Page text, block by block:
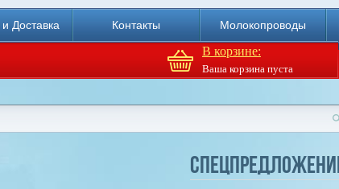
Доставка Контакты Молокопроводы
В корзине:
Ваша корзина пуста